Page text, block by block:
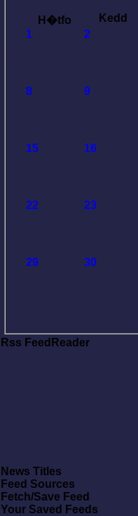
H�tfo
Kedd
1
2
8 9
15 16
22 23
29 30
Rss FeedReader
News Titles
Feed Sources
Fetch/Save Feed
Your Saved Feeds